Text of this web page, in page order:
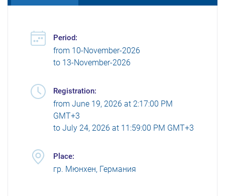
Period:
from 10-November-2026
to 13-November-2026
Registration:
from June 19, 2026 at 2:17:00 PM
GMT+3
to July 24, 2026 at 11:59:00 PM GMT+3
Place:
гр. Мюнхен, Германия